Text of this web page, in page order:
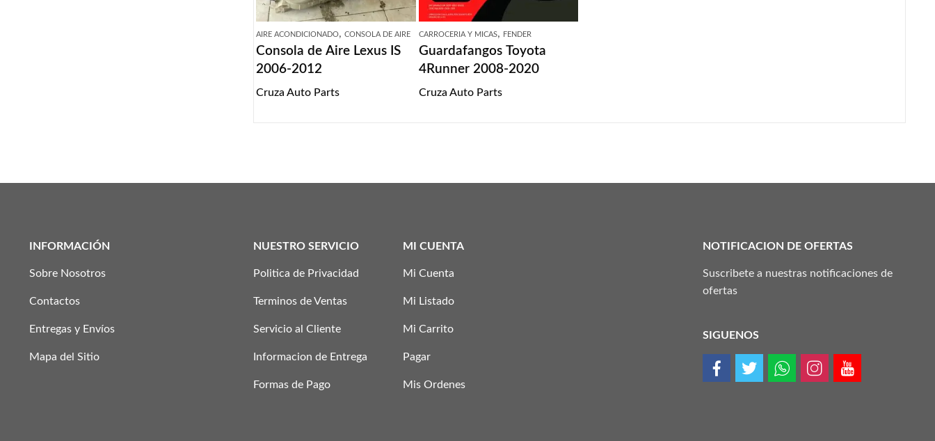
AIRE ACONDICIONADO,CONSOLA DE AIRE
Consola de Aire Lexus IS
2006-2012
Cruza Auto Parts
CARROCERIA Y MICAS, FENDER
Guardafangos Toyota
4Runner 2008-2020
Cruza Auto Parts
INFORMACIÓN
Sobre Nosotros
Contactos
Entregas y Envíos
Mapa del Sitio
NUESTRO SERVICIO
Politica de Privacidad
Terminos de Ventas
Servicio al Cliente
Informacion de Entrega
Formas de Pago
MI CUENTA
Mi Cuenta
Mi Listado
Mi Carrito
Pagar
Mis Ordenes
NOTIFICACION DE OFERTAS
Suscribete a nuestras notificaciones de
ofertas
SIGUENOS